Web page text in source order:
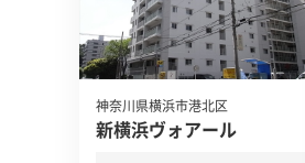
神奈川県横浜市港北区
新横浜ヴォアール